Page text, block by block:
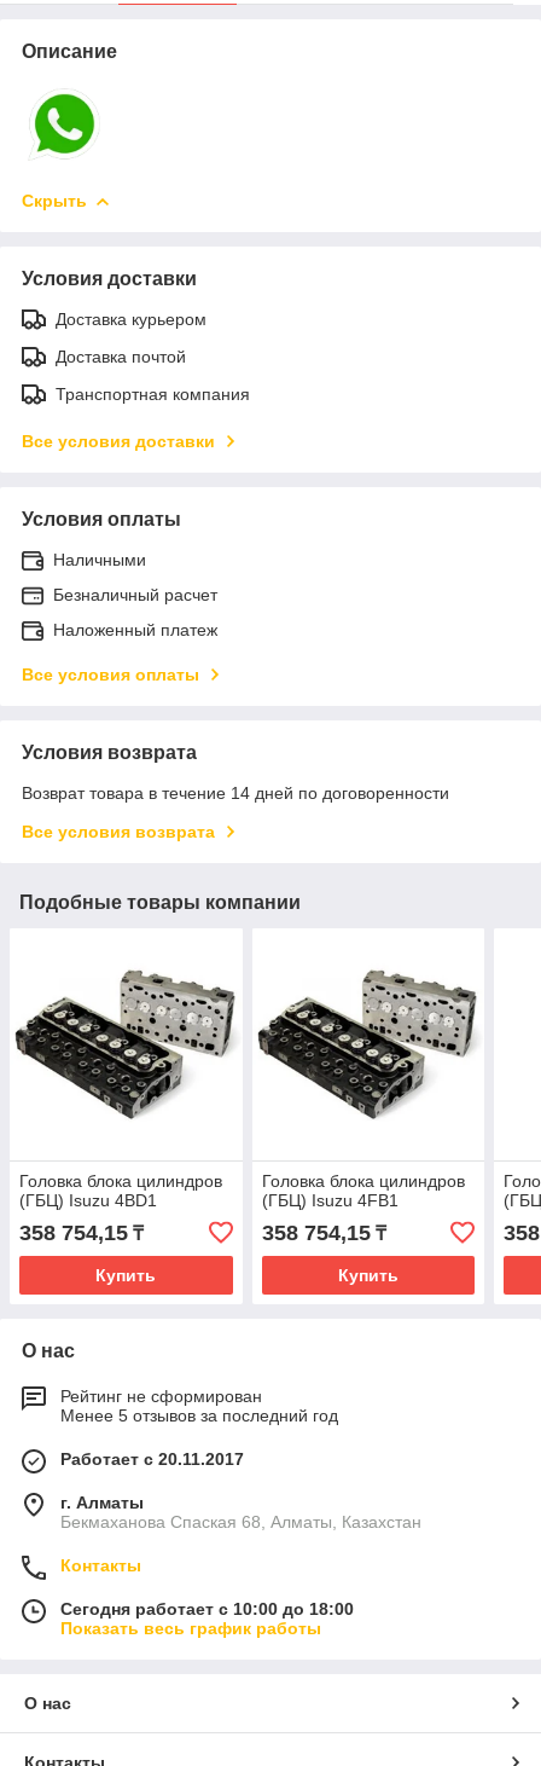
Описание
Скрыть
Условия доставки
Доставка курьером
Доставка почтой
Транспортная компания
Все условия доставки
Условия оплаты
Наличными
Безналичный расчет
Наложенный платеж
Все условия оплаты
Условия возврата
Возврат товара в течение 14 дней по договоренности
Все условия возврата
Подобные товары компании
Головка блока цилиндров
(ГБЦ) Isuzu 4BD1
358 754,15 ₸
Купить
Головка блока цилиндров
(ГБЦ) Isuzu 4FB1
358 754,15₸
Купить
О нас
Рейтинг не сформирован
Менее 5 отзывов за последний год
Работает с 20.11.2017
г. Алматы
Бекмаханова Спаская 68, Алматы, Казахстан
Контакты
Сегодня работает с 10:00 до 18:00
Показать весь график работы
О нас